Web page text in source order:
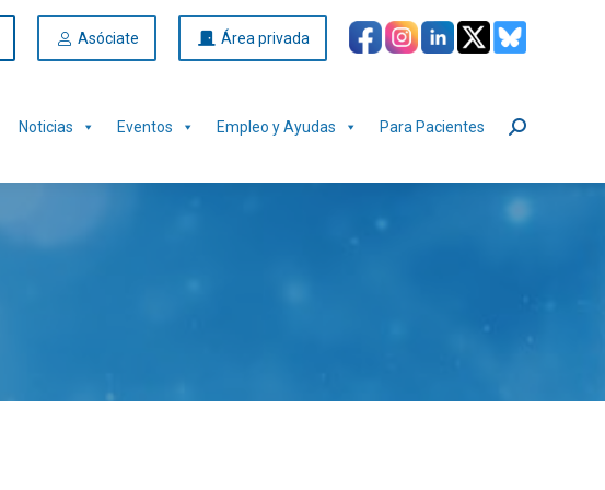
Asóciate Área privada
Noticias Eventos Empleo y Ayudas Para Pacientes Buscar: